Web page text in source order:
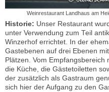
Weinrestaurant Landhaus am
Historie: Unser Restaurant
unter Verwendung zum Teil
Winzerhof errichtet. In der
Gastebenen auf drei Ebenen
Plätzen. Vom
die Küche, die Gästetoiletten
der zusätzlich als Gastraum
sich hier der Aufgang zu den